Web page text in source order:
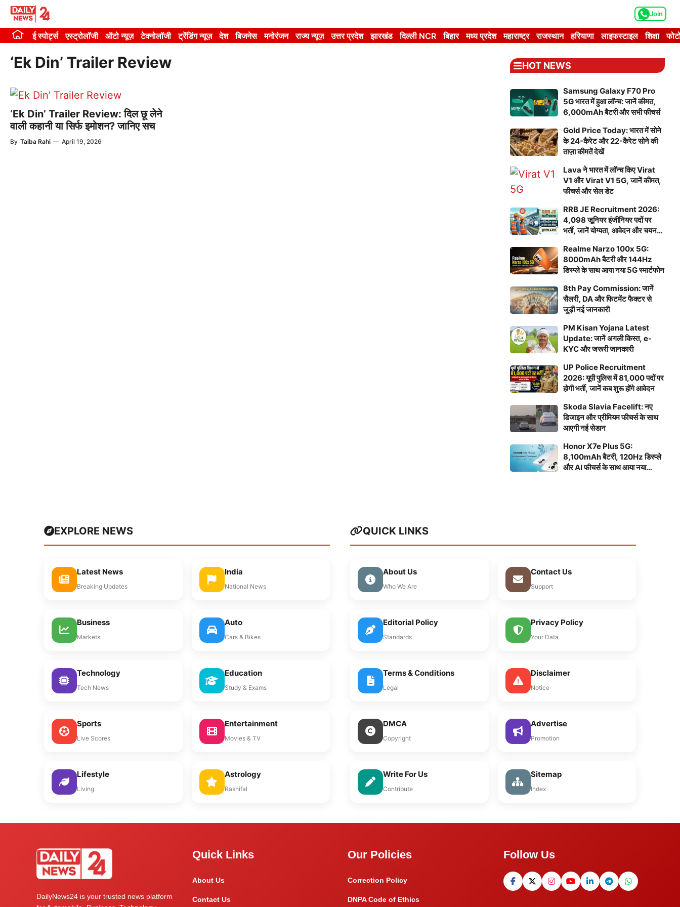
Skip
content
Join
ई स्पोर्ट्स एस्ट्रोलॉजी ऑटो न्यूज़ टेक्नोलॉजी ट्रेंडिंग न्यूज़ देश बिजनेस मनोरंजन राज्य न्यूज़ उत्तर प्रदेश झारखंड दिल्ली NCR बिहार मध्य प्रदेश महाराष्ट्र राजस्थान हरियाणा लाइफस्टाइल शिक्षा
‘Ek Din’ Trailer Review
‘Ek Din’ Trailer Review: दिल छू लेने
वाली कहानी या सिर्फ इमोशन? जानिए सच
By Taiba Rahi — April 19, 2026
HOT NEWS
Samsung Galaxy F70 Pro
5G भारत में हुआ लॉन्च: जानें कीमत,
6,000mAh बैटरी और सभी फीचर्स
Gold Price Today: भारत में सोने
के 24-कैरेट और 22-कैरेट सोने की
ताज़ा कीमतें देखें
Lava ने भारत में लॉन्च किए Virat
V1 और Virat V1 5G, जानें कीमत,
फीचर्स और सेल डेट
RRB JE Recruitment 2026:
4,098 जूनियर इंजीनियर पदों पर
भर्ती, जानें योग्यता, आवेदन और चयन
Realme Narzo 100x 5G:
8000mAh बैटरी और 144Hz
डिस्प्ले के साथ आया नया 5G स्मार्टफोन
8th Pay Commission: जानें
सैलरी, DA और फिटमेंट फैक्टर से
जुड़ी नई जानकारी
PM Kisan Yojana Latest
Update: जानें अगली किस्त, e-
KYC और जरूरी जानकारी
UP Police Recruitment
2026: यूपी पुलिस में 81,000 पदों पर
होगी भर्ती, जानें कब शुरू होंगे आवेदन
Skoda Slavia Facelift: नए
डिजाइन और प्रीमियम फीचर्स के साथ
आएगी नई सेडान
Honor X7e Plus 5G:
8,100mAh बैटरी, 120Hz डिस्प्ले
और AI फीचर्स के साथ आया नया
EXPLORE NEWS
Latest News
Breaking Updates
India
National News
Business
Markets
Auto
Cars & Bikes
Technology
Tech News
Education
Study & Exams
Sports
Live Scores
Entertainment
Movies & TV
Lifestyle
Living
Astrology
Rashifal
QUICK LINKS
About Us
Who We Are
Contact Us
Support
Editorial Policy
Standards
Privacy Policy
Your Data
Terms & Conditions
Legal
Disclaimer
Notice
DMCA
Copyright
Advertise
Promotion
Write For Us
Contribute
Sitemap
Index
DailyNews24 is your trusted news platform
Quick Links
About Us
Contact Us
Our Policies
Correction Policy
DNPA Code of Ethics
Follow Us